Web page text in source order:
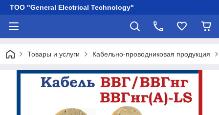
ТОО "General Electrical Technology"
Товары и услуги Кабельно-проводниковая продукция